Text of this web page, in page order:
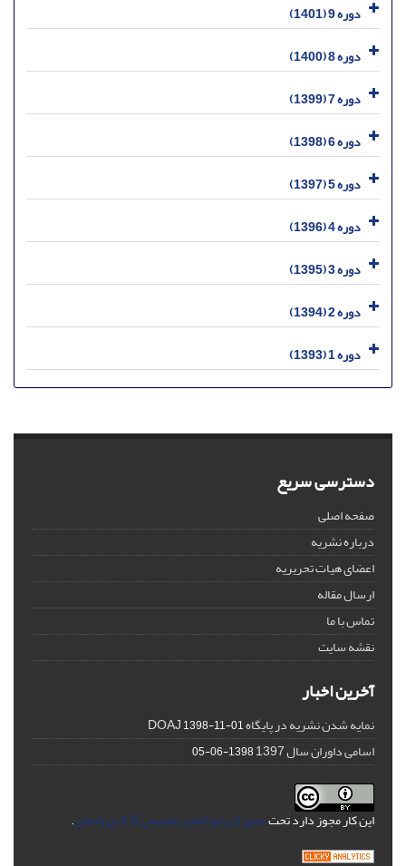
دوره 9 (1401)
دوره 8 (1400)
دوره 7 (1399)
دوره 6 (1398)
دوره 5 (1397)
دوره 4 (1396)
دوره 3 (1395)
دوره 2 (1394)
دوره 1 (1393)
دسترسی سریع
صفحه اصلی
درباره نشریه
اعضای هیات تحریریه
ارسال مقاله
تماس با ما
نقشه سایت
آخرین اخبار
نمایه شدن نشریه در پایگاه DOAJ1398-11-01
اسامی داوران سال 1397 1398-06-05
این کار مجوز دارد تحتمجوز کریتیو کامنز تخصیص 4.0 بین‌المللی .